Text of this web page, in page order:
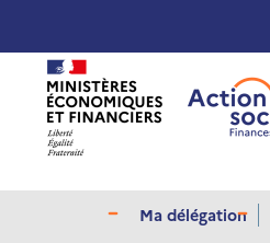
Ma délégation